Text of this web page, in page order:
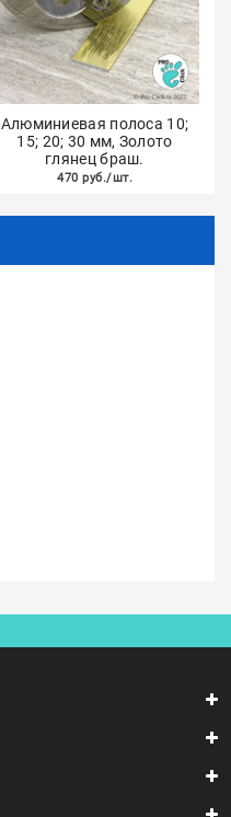
Алюминиевая полоса 10;
15; 20; 30 мм, Золото
глянец браш.
470 руб./шт.